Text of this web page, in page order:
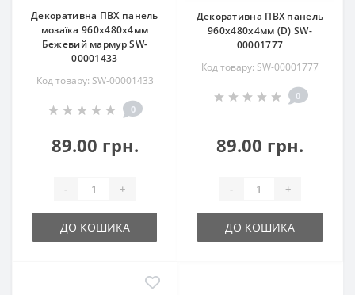
Декоративна ПВХ панель
мозаїка 960х480х4мм
Бежевий мармур SW-
00001433
Код товару: SW-00001433
0
89.00 грн.
- +
ДО КОШИКА
Декоративна ПВХ панель
960х480х4мм (D) SW-
00001777
Код товару: SW-00001777
0
89.00 грн.
- +
ДО КОШИКА